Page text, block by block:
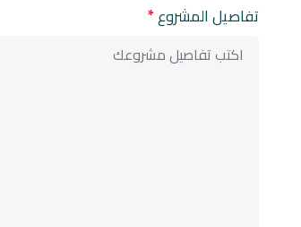
تفاصيل المشروع*